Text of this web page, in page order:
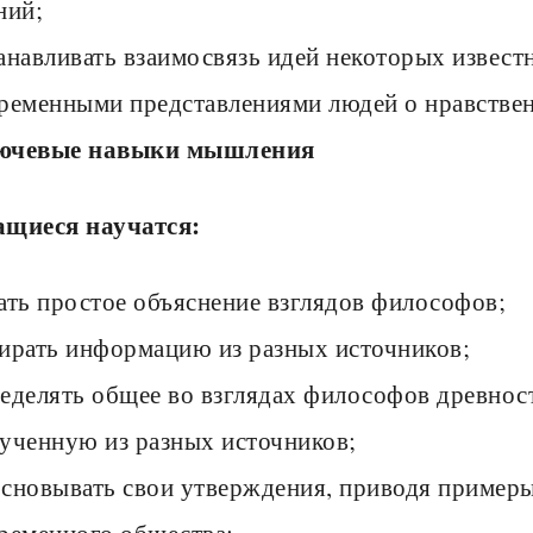
взаимосвязь идей некоторых
представлениями людей о
навыки мышления
научатся:
простое объяснение взглядов филосо­фов;
информацию из разных источников;
общее во взглядах философов
из разных источников;
свои утверждения, приводя